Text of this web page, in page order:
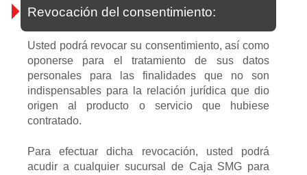
Revocación del consentimiento:
Usted podrá revocar su consentimiento, así como
oponerse para el tratamiento de sus datos
personales para las finalidades que no son
indispensables para la relación jurídica que dio
origen al producto o servicio que hubiese
contratado.
Para efectuar dicha revocación, usted podrá
acudir a cualquier sucursal de Caja SMG para